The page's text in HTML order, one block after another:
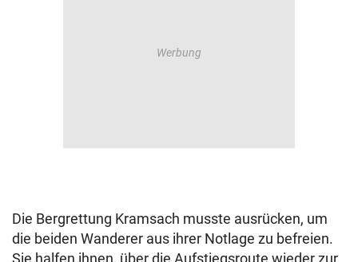
Die Bergrettung Kramsach musste ausrücken, um
die beiden Wanderer aus ihrer Notlage zu befreien.
Sie halfen ihnen, über die Aufstiegsroute wieder zur